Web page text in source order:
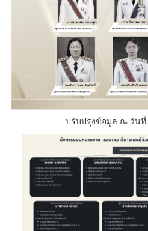
ปรับปรุงข้อมูล ณ วันที่